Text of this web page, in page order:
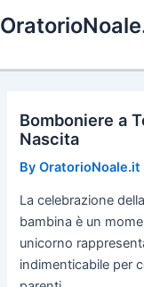
to
Bomboniere a
Nascita
ByOratorioNoale.it
La celebrazione
bambina è un
unicorno
indimenticabile per